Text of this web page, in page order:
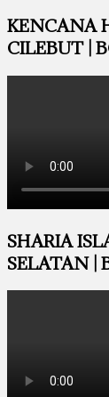
KENCANA
CILEBUT |
SHARIA
SELATAN |